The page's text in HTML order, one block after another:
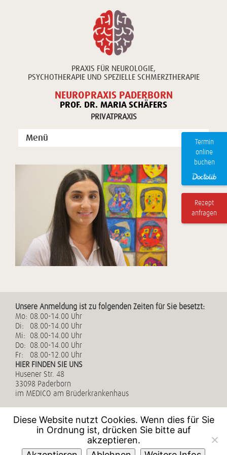
PRAXIS FÜR NEUROLOGIE,
PSYCHOTHERAPIE UND SPEZIELLE SCHMERZTHERAPIE
NEUROPRAXIS PADERBORN
PROF. DR. MARIA SCHÄFERS
PRIVATPRAXIS
Menü
Unsere Leistungen
Publikationen
Kontakt
Home
Termin
online
buchen
Rezept
anfragen
Diese Website nutzt Cookies. Wenn dies für Sie
in Ordnung ist, drücken Sie bitte auf
akzeptieren.
Unsere Anmeldung ist zu folgenden Zeiten für Sie besetzt:
Mo: 08.00-14.00 Uhr
Di:
08.00-14.00 Uhr
Mi:
08.00-14.00 Uhr
Do:
08.00-14.00 Uhr
Fr:
08.00-12.00 Uhr
HIER FINDEN SIE UNS
Husener Str. 48
33098 Paderborn
im MEDICO am Brüderkrankenhaus
Fax:05251 8776693
E-Mail:info@neuro-paderborn.de
Impressum